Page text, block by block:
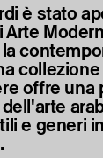
è stato
Arte
offre una
e generi